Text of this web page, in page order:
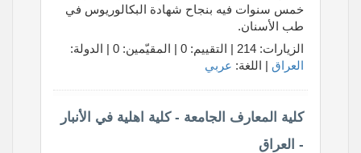
خمس سنوات فيه بنجاح شهادة البكالوريوس في
طب الأسنان.
الزيارات: 214 | التقييم: 0 | المقيّمين: 0 | الدولة:
العراق | اللغة: عربي
كلية المعارف الجامعة - كلية اهلية في الأنبار
- العراق